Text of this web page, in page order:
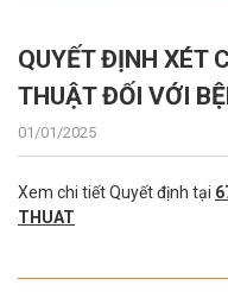
QUYẾT ĐỊNH XÉT
THUẬT ĐỐI VỚI
01/01/2025
Xem chi tiết Quyết định tại
THUAT